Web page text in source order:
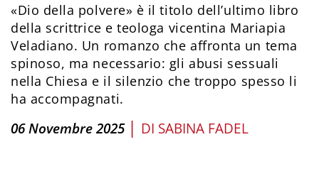
«Dio della polvere» è il titolo dell’ultimo libro
della scrittrice e teologa vicentina Mariapia
Veladiano. Un romanzo che affronta un tema
spinoso, ma necessario: gli abusi sessuali
nella Chiesa e il silenzio che troppo spesso li
ha accompagnati.
06 Novembre 2025 | DI SABINA FADEL